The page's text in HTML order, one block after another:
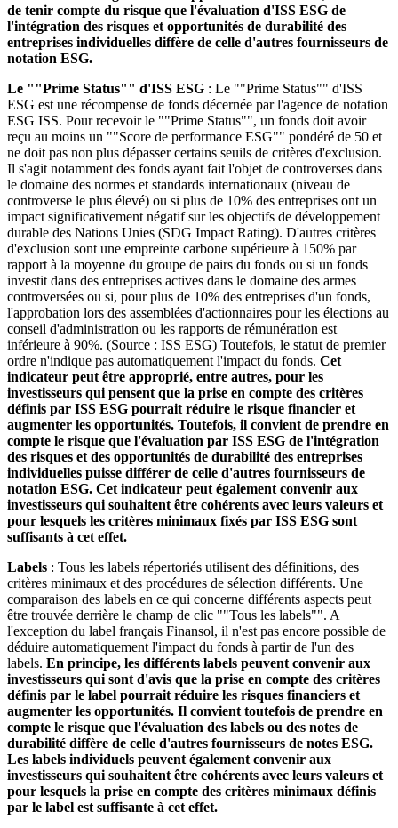
de tenir compte du risque que l'évaluation d'ISS ESG de
l'intégration des risques et opportunités de durabilité des
entreprises individuelles diffère de celle d'autres fournisseurs de
notation ESG.
Le ""Prime Status"" d'ISS ESG : Le ""Prime Status"" d'ISS
ESG est une récompense de fonds décernée par l'agence de notation
ESG ISS. Pour recevoir le ""Prime Status"", un fonds doit avoir
reçu au moins un ""Score de performance ESG"" pondéré de 50 et
ne doit pas non plus dépasser certains seuils de critères d'exclusion.
Il s'agit notamment des fonds ayant fait l'objet de controverses dans
le domaine des normes et standards internationaux (niveau de
controverse le plus élevé) ou si plus de 10% des entreprises ont un
impact significativement négatif sur les objectifs de développement
durable des Nations Unies (SDG Impact Rating). D'autres critères
d'exclusion sont une empreinte carbone supérieure à 150% par
rapport à la moyenne du groupe de pairs du fonds ou si un fonds
investit dans des entreprises actives dans le domaine des armes
controversées ou si, pour plus de 10% des entreprises d'un fonds,
l'approbation lors des assemblées d'actionnaires pour les élections au
conseil d'administration ou les rapports de rémunération est
inférieure à 90%. (Source : ISS ESG) Toutefois, le statut de premier
ordre n'indique pas automatiquement l'impact du fonds. Cet
indicateur peut être approprié, entre autres, pour les
investisseurs qui pensent que la prise en compte des critères
définis par ISS ESG pourrait réduire le risque financier et
augmenter les opportunités. Toutefois, il convient de prendre en
compte le risque que l'évaluation par ISS ESG de l'intégration
des risques et des opportunités de durabilité des entreprises
individuelles puisse différer de celle d'autres fournisseurs de
notation ESG. Cet indicateur peut également convenir aux
investisseurs qui souhaitent être cohérents avec leurs valeurs et
pour lesquels les critères minimaux fixés par ISS ESG sont
suffisants à cet effet.
Labels : Tous les labels répertoriés utilisent des définitions, des
critères minimaux et des procédures de sélection différents. Une
comparaison des labels en ce qui concerne différents aspects peut
être trouvée derrière le champ de clic ""Tous les labels"". A
l'exception du label français Finansol, il n'est pas encore possible de
déduire automatiquement l'impact du fonds à partir de l'un des
labels. En principe, les différents labels peuvent convenir aux
investisseurs qui sont d'avis que la prise en compte des critères
définis par le label pourrait réduire les risques financiers et
augmenter les opportunités. Il convient toutefois de prendre en
compte le risque que l'évaluation des labels ou des notes de
durabilité diffère de celle d'autres fournisseurs de notes ESG.
Les labels individuels peuvent également convenir aux
investisseurs qui souhaitent être cohérents avec leurs valeurs et
pour lesquels la prise en compte des critères minimaux définis
par le label est suffisante à cet effet.